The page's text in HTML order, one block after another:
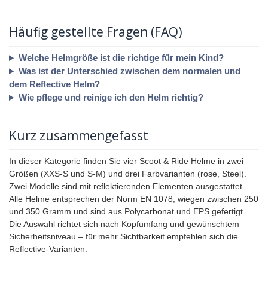
Häufig gestellte Fragen (FAQ)
Welche Helmgröße ist die richtige für mein Kind?
Was ist der Unterschied zwischen dem normalen und
dem Reflective Helm?
Wie pflege und reinige ich den Helm richtig?
Kurz zusammengefasst
In dieser Kategorie finden Sie vier Scoot & Ride Helme in zwei
Größen (XXS-S und S-M) und drei Farbvarianten (rose, Steel).
Zwei Modelle sind mit reflektierenden Elementen ausgestattet.
Alle Helme entsprechen der Norm EN 1078, wiegen zwischen 250
und 350 Gramm und sind aus Polycarbonat und EPS gefertigt.
Die Auswahl richtet sich nach Kopfumfang und gewünschtem
Sicherheitsniveau – für mehr Sichtbarkeit empfehlen sich die
Reflective-Varianten.